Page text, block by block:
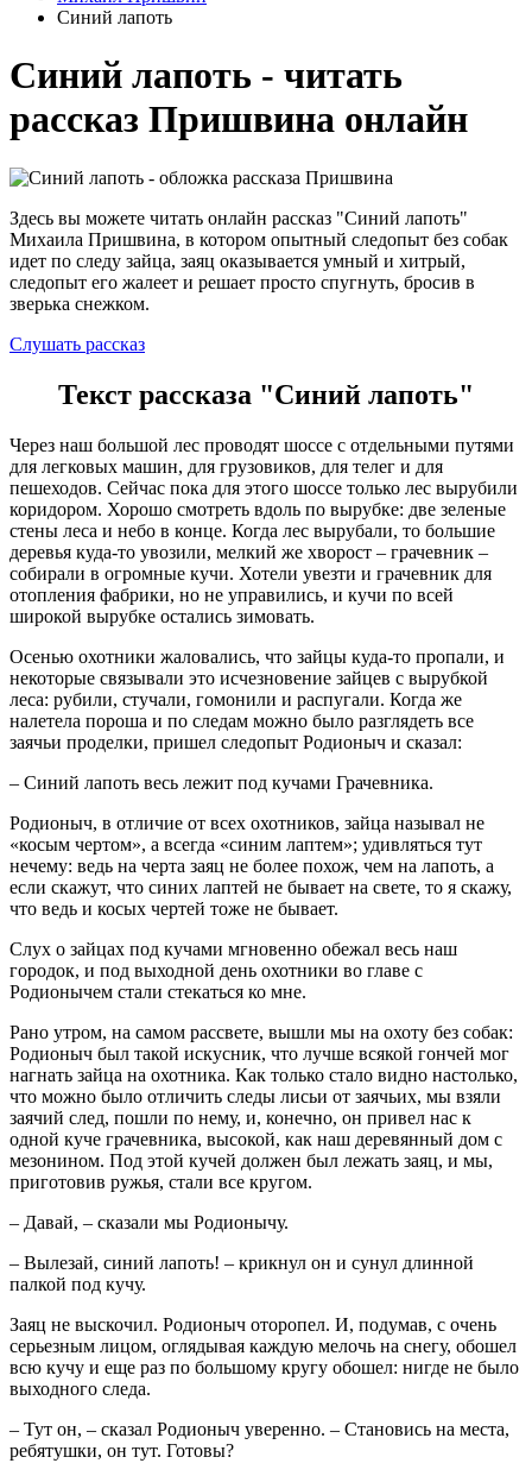
Синий лапоть
Синий лапоть - читать
рассказ Пришвина онлайн
Здесь вы можете читать онлайн рассказ "Синий лапоть"
Михаила Пришвина, в котором опытный следопыт без собак
идет по следу зайца, заяц оказывается умный и хитрый,
следопыт его жалеет и решает просто спугнуть, бросив в
зверька снежком.
Слушать рассказ
Текст рассказа "Синий лапоть"
Через наш большой лес проводят шоссе с отдельными путями
для легковых машин, для грузовиков, для телег и для
пешеходов. Сейчас пока для этого шоссе только лес вырубили
коридором. Хорошо смотреть вдоль по вырубке: две зеленые
стены леса и небо в конце. Когда лес вырубали, то большие
деревья куда-то увозили, мелкий же хворост – грачевник –
собирали в огромные кучи. Хотели увезти и грачевник для
отопления фабрики, но не управились, и кучи по всей
широкой вырубке остались зимовать.
Осенью охотники жаловались, что зайцы куда-то пропали, и
некоторые связывали это исчезновение зайцев с вырубкой
леса: рубили, стучали, гомонили и распугали. Когда же
налетела пороша и по следам можно было разглядеть все
заячьи проделки, пришел следопыт Родионыч и сказал:
– Синий лапоть весь лежит под кучами Грачевника.
Родионыч, в отличие от всех охотников, зайца называл не
«косым чертом», а всегда «синим лаптем»; удивляться тут
нечему: ведь на черта заяц не более похож, чем на лапоть, а
если скажут, что синих лаптей не бывает на свете, то я скажу,
что ведь и косых чертей тоже не бывает.
Слух о зайцах под кучами мгновенно обежал весь наш
городок, и под выходной день охотники во главе с
Родионычем стали стекаться ко мне.
Рано утром, на самом рассвете, вышли мы на охоту без собак:
Родионыч был такой искусник, что лучше всякой гончей мог
нагнать зайца на охотника. Как только стало видно настолько,
что можно было отличить следы лисьи от заячьих, мы взяли
заячий след, пошли по нему, и, конечно, он привел нас к
одной куче грачевника, высокой, как наш деревянный дом с
мезонином. Под этой кучей должен был лежать заяц, и мы,
приготовив ружья, стали все кругом.
– Давай, – сказали мы Родионычу.
– Вылезай, синий лапоть! – крикнул он и сунул длинной
палкой под кучу.
Заяц не выскочил. Родионыч оторопел. И, подумав, с очень
серьезным лицом, оглядывая каждую мелочь на снегу, обошел
всю кучу и еще раз по большому кругу обошел: нигде не было
выходного следа.
– Тут он, – сказал Родионыч уверенно. – Становись на места,
ребятушки, он тут. Готовы?